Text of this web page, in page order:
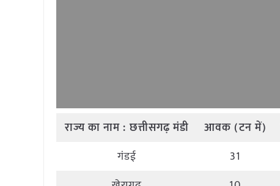
राज्यका नाम :छत्तीसगढ़मंडी आवक(टनमें)
गंडई
31